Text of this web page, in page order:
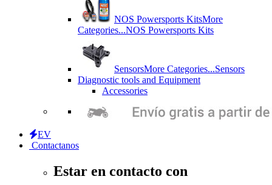
NOS Powersports KitsMore
Categories...NOS Powersports Kits
SensorsMore Categories...Sensors
Diagnostic tools and Equipment
Accessories
EV
Contactanos
Estar en contacto con